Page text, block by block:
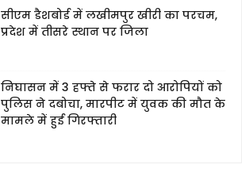
सीएम डैशबोर्ड में लखीमपुर खीरी का परचम,
प्रदेश में तीसरे स्थान पर जिला
निघासन में 3 हफ्ते से फरार दो आरोपियों को
पुलिस ने दबोचा, मारपीट में युवक की मौत के
मामले में हुई गिरफ्तारी